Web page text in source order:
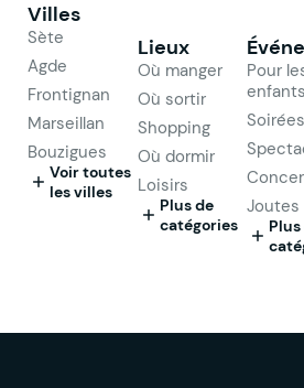
Villes
Sète
Agde
Frontignan
Marseillan
Bouzigues
Voir toutes
les villes
Lieux
Où manger
Où sortir
Shopping
Où dormir
Loisirs
Plus de
catégories
Pour
enfants
Soirées
Joutes